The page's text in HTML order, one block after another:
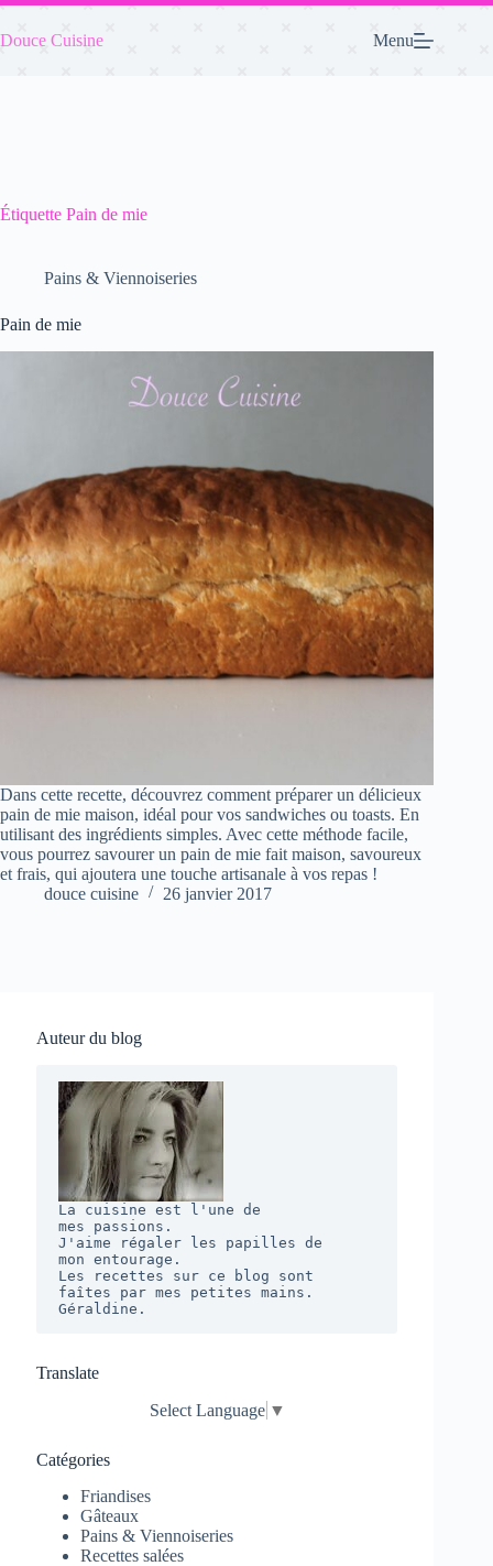
Passer
contenu
Douce Cuisine Menu
Étiquette Pain de mie
Pains & Viennoiseries
Pain de mie
Dans cette recette, découvrez comment préparer un délicieux
pain de mie maison, idéal pour vos sandwiches ou toasts. En
utilisant des ingrédients simples. Avec cette méthode facile,
vous pourrez savourer un pain de mie fait maison, savoureux
et frais, qui ajoutera une touche artisanale à vos repas !
douce cuisine
26 janvier 2017
Auteur du blog
La cuisine est l'une de
mes passions.
J'aime régaler les papilles de
mon entourage.
Les recettes sur ce blog sont
faîtes par mes petites mains.
Géraldine.
Translate
Select Language ▼
Catégories
Friandises
Gâteaux
Pains & Viennoiseries
Recettes salées